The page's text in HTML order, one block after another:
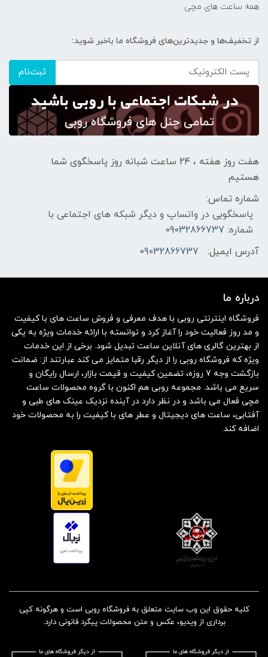
همه ساعت های مچی
از تخفیف‌ها و جدیدترین‌های فروشگاه ما باخبر شوید:
ثبت‌نام
هفت روز هفته ، ۲۴ ساعت شبانه‌ روز پاسخگوی شما
هستیم
شماره تماس:
پاسخگویی در واتساپ و دیگر شبکه های اجتماعی با
شماره: 09032866737
آدرس ایمیل:
09032866737
درباره ما
فروشگاه اینترنتی روبی با هدف معرفی و فروش ساعت های با کیفیت
و مد روز فعالیت خود را آغاز کرد و توانسته با ارائه خدمات ویژه به یکی
از بهترین گالری های آنلاین ساعت تبدیل شود. برخی از این خدمات
ویژه که فروشگاه روبی را از دیگر رقبا متمایز می کند عبارتند از: ضمانت
بازگشت وجه 7 روزه، تضمین کیفیت و قیمت بازار، ارسال رایگان و
سریع می باشد. مجموعه روبی هم اکنون با گروه محصولات ساعت
مچی فعال می باشد و در نظر دارد در آینده نزدیک عینک های طبی و
آفتابی، ساعت های دیجیتال و عطر های با کیفیت را به محصولات خود
اضافه کند.
کلیه حقوق این وب سایت متعلق به فروشگاه روبی است و هرگونه کپی
برداری از ویدیو، عکس و متن محصولات پیگرد قانونی دارد.